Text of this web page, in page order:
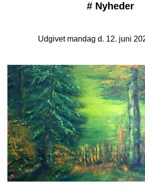
# Nyheder
Udgivet mandag d. 12. juni